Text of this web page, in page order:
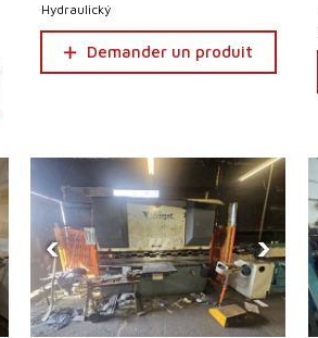
Hydraulický
Demander un produit
‹ ›